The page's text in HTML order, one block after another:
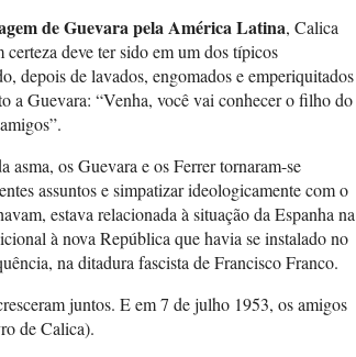
de Guevara pela América Latina, Calica
deve ter sido em um dos típicos
depois de lavados, engomados e emperiquitados
a Guevara: “Venha, você vai conhecer o filho do
os Guevara e os Ferrer tornaram-se
assuntos e simpatizar ideologicamente com o
estava relacionada à situação da Espanha na
à nova República que havia se instalado no
na ditadura fascista de Francisco Franco.
juntos. E em 7 de julho 1953, os amigos
de Calica).